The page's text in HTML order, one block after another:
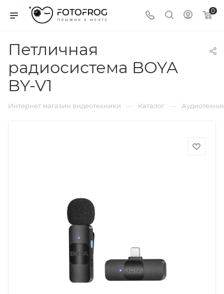
0
Петличная
радиосистема BOYA
BY-V1
Интернет магазин видеотехники — Каталог —